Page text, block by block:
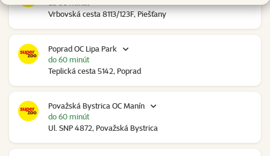
Vrbovská cesta 8113/123F, Piešťany
Poprad OC Lipa Park
Teplická cesta 5142, Poprad
do 60 minút
Považská Bystrica OC Manín
Ul. SNP 4872, Považská Bystrica
do 60 minút